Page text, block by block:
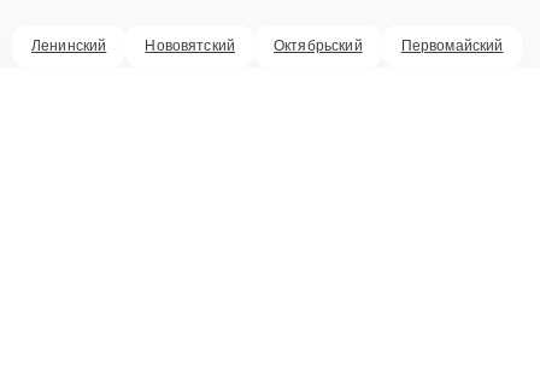
Ленинский Нововятский Октябрьский Первомайский